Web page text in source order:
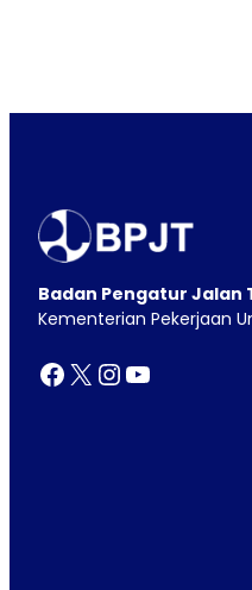
Badan Pengatur Jalan
Kementerian Pekerjaan
Facebook X InstagramYouTube